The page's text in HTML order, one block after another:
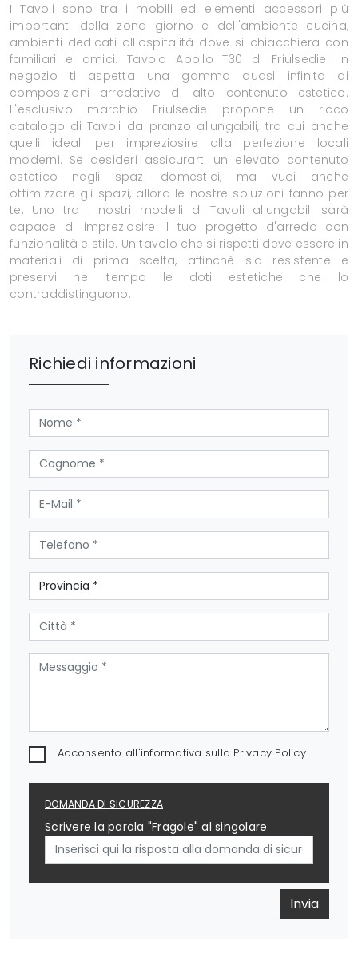
I Tavoli sono tra i mobili ed elementi accessori più
importanti della zona giorno e dell'ambiente cucina,
ambienti dedicati all'ospitalità dove si chiacchiera con
familiari e amici. Tavolo Apollo T30 di Friulsedie: in
negozio ti aspetta una gamma quasi infinita di
composizioni arredative di alto contenuto estetico.
L'esclusivo marchio Friulsedie propone un ricco
catalogo di Tavoli da pranzo allungabili, tra cui anche
quelli ideali per impreziosire alla perfezione locali
moderni. Se desideri assicurarti un elevato contenuto
estetico negli spazi domestici, ma vuoi anche
ottimizzare gli spazi, allora le nostre soluzioni fanno per
te. Uno tra i nostri modelli di Tavoli allungabili sarà
capace di impreziosire il tuo progetto d'arredo con
funzionalità e stile. Un tavolo che si rispetti deve essere in
materiali di prima scelta, affinchè sia resistente e
preservi nel tempo le doti estetiche che lo
contraddistinguono.
Richiedi informazioni
Acconsento all'informativa sulla Privacy Policy
DOMANDA DI SICUREZZA
Scrivere la parola "Fragole" al singolare
Invia